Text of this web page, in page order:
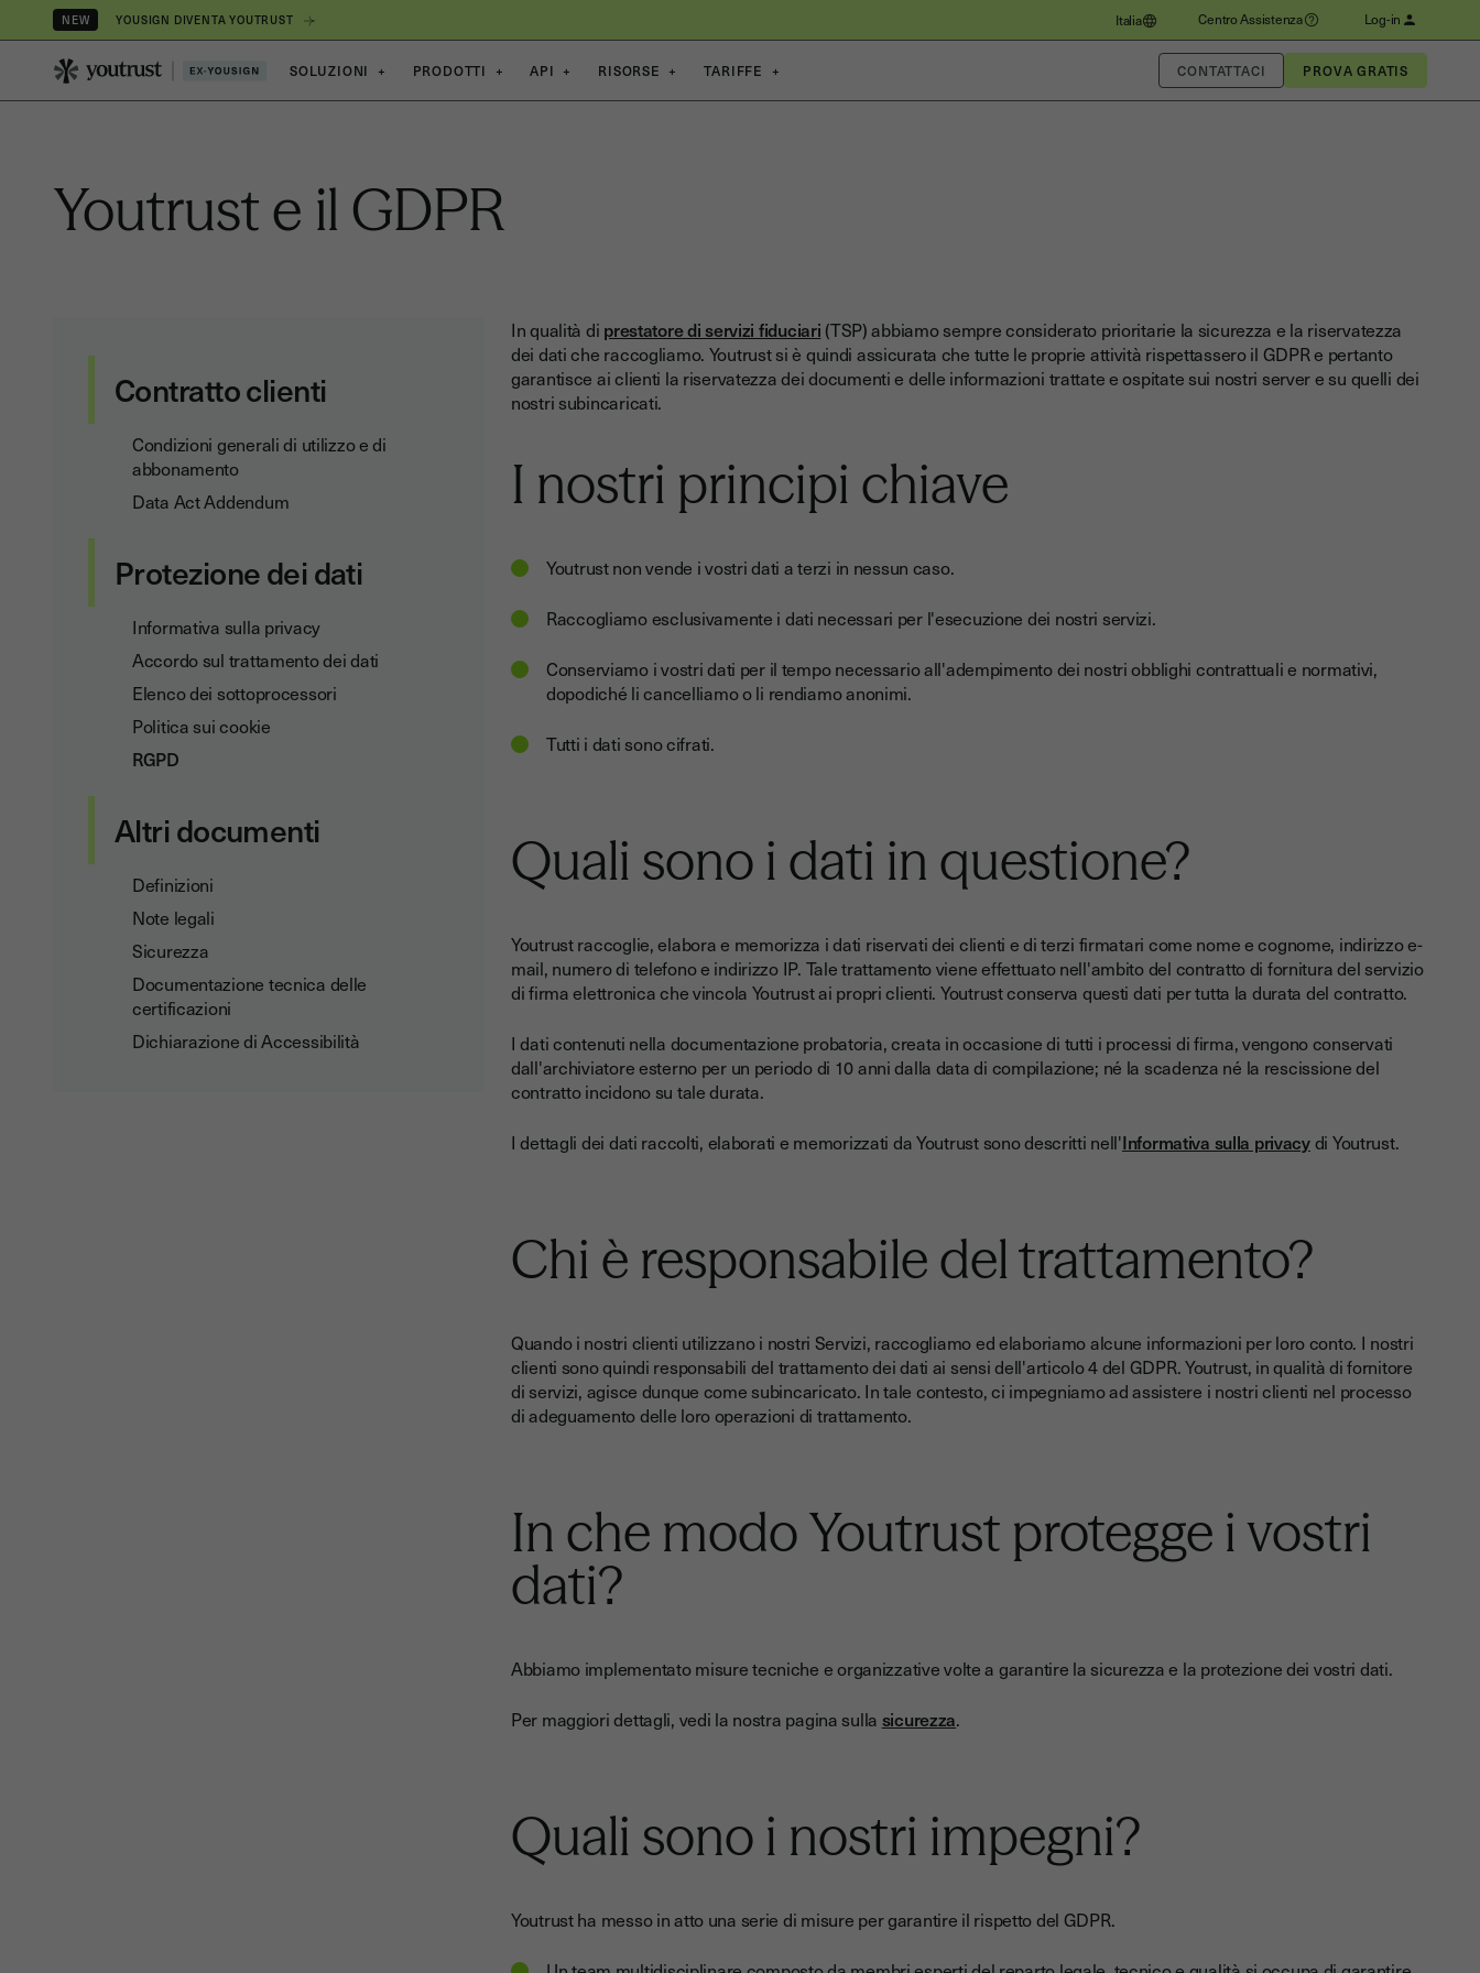
NEW YOUSIGN DIVENTA YOUTRUST Italia Centro Assistenza Log-in
SOLUZIONI + PRODOTTI + API + RISORSE + TARIFFE + CONTATTACI
Youtrust e il GDPR
Contratto clienti
Condizioni generali di utilizzo e di
abbonamento
Data Act Addendum
Protezione dei dati
Informativa sulla privacy
Accordo sul trattamento dei dati
Elenco dei sottoprocessori
Politica sui cookie
RGPD
Altri documenti
Definizioni
Note legali
Sicurezza
Documentazione tecnica delle
certificazioni
Dichiarazione di Accessibilità
In qualità di prestatore di servizi fiduciari (TSP) abbiamo sempre considerato prioritarie la sicurezza e la riservatezza
dei dati che raccogliamo. Youtrust si è quindi assicurata che tutte le proprie attività rispettassero il GDPR e pertanto
garantisce ai clienti la riservatezza dei documenti e delle informazioni trattate e ospitate sui nostri server e su quelli dei
nostri subincaricati.
I nostri principi chiave
Youtrust non vende i vostri dati a terzi in nessun caso.
Raccogliamo esclusivamente i dati necessari per l'esecuzione dei nostri servizi.
Conserviamo i vostri dati per il tempo necessario all'adempimento dei nostri obblighi contrattuali e normativi,
dopodiché li cancelliamo o li rendiamo anonimi.
Tutti i dati sono cifrati.
Quali sono i dati in questione?
Youtrust raccoglie, elabora e memorizza i dati riservati dei clienti e di terzi firmatari come nome e cognome, indirizzo e-
mail, numero di telefono e indirizzo IP. Tale trattamento viene effettuato nell'ambito del contratto di fornitura del servizio
di firma elettronica che vincola Youtrust ai propri clienti. Youtrust conserva questi dati per tutta la durata del contratto.
I dati contenuti nella documentazione probatoria, creata in occasione di tutti i processi di firma, vengono conservati
dall'archiviatore esterno per un periodo di 10 anni dalla data di compilazione; né la scadenza né la rescissione del
contratto incidono su tale durata.
I dettagli dei dati raccolti, elaborati e memorizzati da Youtrust sono descritti nell'Informativa sulla privacydi Youtrust.
Chi è responsabile del trattamento?
Quando i nostri clienti utilizzano i nostri Servizi, raccogliamo ed elaboriamo alcune informazioni per loro conto. I nostri
clienti sono quindi responsabili del trattamento dei dati ai sensi dell'articolo 4 del GDPR. Youtrust, in qualità di fornitore
di servizi, agisce dunque come subincaricato. In tale contesto, ci impegniamo ad assistere i nostri clienti nel processo
di adeguamento delle loro operazioni di trattamento.
In che modo Youtrust protegge i vostri
dati?
Abbiamo implementato misure tecniche e organizzative volte a garantire la sicurezza e la protezione dei vostri dati.
Per maggiori dettagli, vedi la nostra pagina sulla sicurezza.
Quali sono i nostri impegni?
Youtrust ha messo in atto una serie di misure per garantire il rispetto del GDPR.